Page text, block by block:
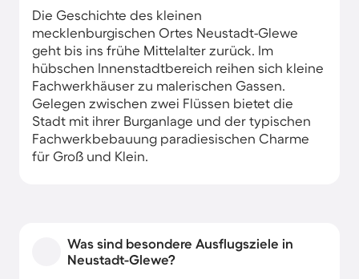
Die Geschichte des kleinen
mecklenburgischen Ortes Neustadt-Glewe
geht bis ins frühe Mittelalter zurück. Im
hübschen Innenstadtbereich reihen sich kleine
Fachwerkhäuser zu malerischen Gassen.
Gelegen zwischen zwei Flüssen bietet die
Stadt mit ihrer Burganlage und der typischen
Fachwerkbebauung paradiesischen Charme
für Groß und Klein.
Was sind besondere Ausflugsziele in
Neustadt-Glewe?